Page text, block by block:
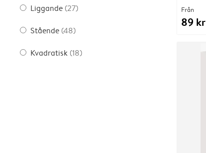
Liggande (27)
Stående (48)
Kvadratisk (18)
Från
89 kr